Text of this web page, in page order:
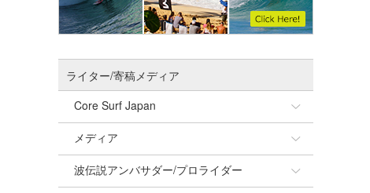
ライター/寄稿メディア
Core Surf Japan
Naoya Kimoto
mitsuteru Kamio
メディア
SURFMEDIA
波伝説アンバサダー/プロライダー